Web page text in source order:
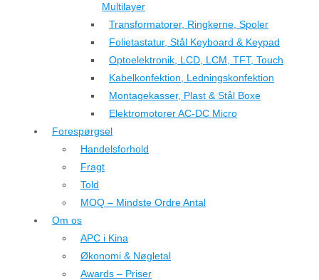
Multilayer
Transformatorer, Ringkerne, Spoler
Folietastatur, Stål Keyboard & Keypad
Optoelektronik, LCD, LCM, TFT, Touch
Kabelkonfektion, Ledningskonfektion
Montagekasser, Plast & Stål Boxe
Elektromotorer AC-DC Micro
Forespørgsel
Handelsforhold
Fragt
Told
MOQ – Mindste Ordre Antal
Om os
APC i Kina
Økonomi & Nøgletal
Awards – Priser